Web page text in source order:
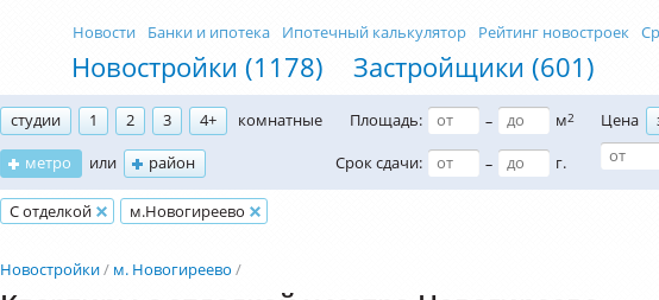
Новостройки (1178) Застройщики (601)
Новости Банки и ипотека Ипотечный калькулятор Рейтинг новостроек
студии 1 2 3 4+
комнатные
метро
или район
Площадь: – м2
Срок сдачи: – г.
Цена
С отделкой м.Новогиреево
Новостройки м. Новогиреево